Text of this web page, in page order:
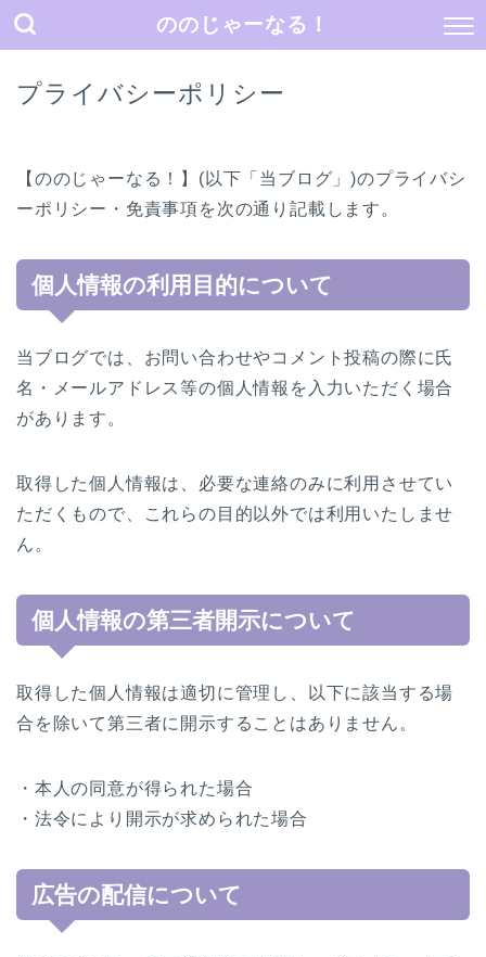
ののじゃーなる！
プライバシーポリシー
【ののじゃーなる！】(以下「当ブログ」)のプライバシ
ーポリシー・免責事項を次の通り記載します。
個人情報の利用目的について
当ブログでは、お問い合わせやコメント投稿の際に氏
名・メールアドレス等の個人情報を入力いただく場合
があります。
取得した個人情報は、必要な連絡のみに利用させてい
ただくもので、これらの目的以外では利用いたしませ
ん。
個人情報の第三者開示について
取得した個人情報は適切に管理し、以下に該当する場
合を除いて第三者に開示することはありません。
・本人の同意が得られた場合
・法令により開示が求められた場合
広告の配信について